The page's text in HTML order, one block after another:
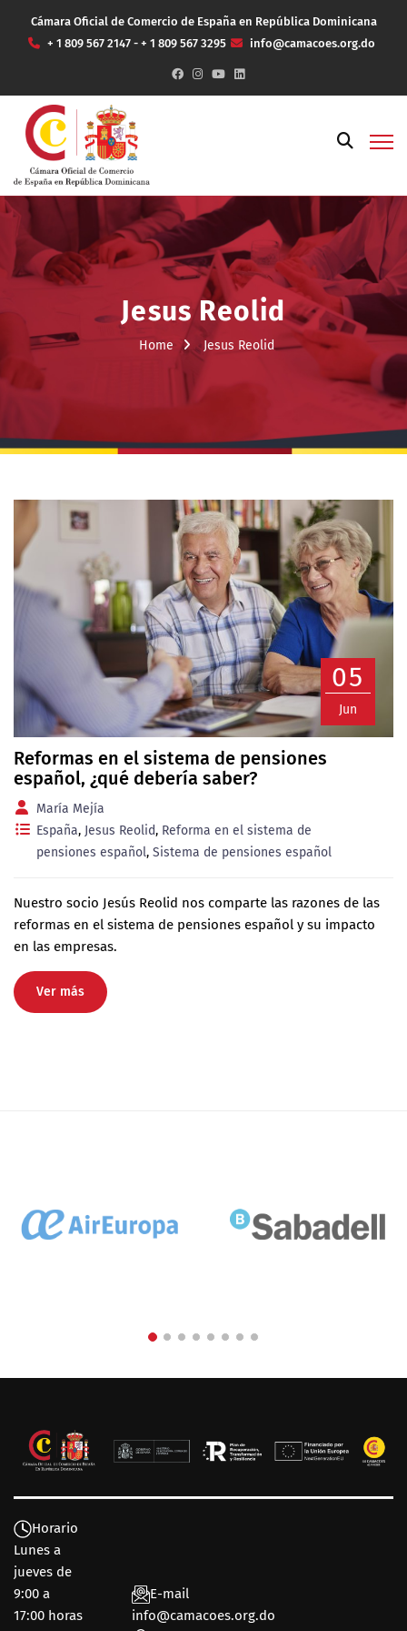
Cámara Oficial de Comercio de España en República Dominicana
+ 1 809 567 2147 - + 1 809 567 3295
info@camacoes.org.do
Jesus Reolid
Home Jesus Reolid
05
Jun
Reformas en el sistema de pensiones
español, ¿qué debería saber?
María Mejía
España, Jesus Reolid, Reforma en el sistema de
pensiones español, Sistema de pensiones español
Nuestro socio Jesús Reolid nos comparte las razones de las
reformas en el sistema de pensiones español y su impacto
en las empresas.
Ver más
Horario
Lunes a
jueves de
9:00 a
17:00 horas
E-mail
info@camacoes.org.do